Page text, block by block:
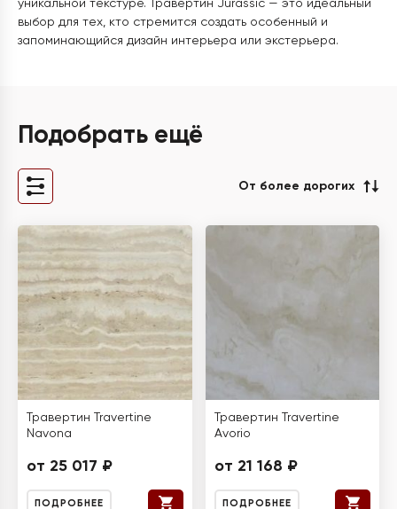
уникальной текстуре. Травертин Jurassic — это идеальный
выбор для тех, кто стремится создать особенный и
запоминающийся дизайн интерьера или экстерьера.
Подобрать ещё
От более дорогих
Травертин Travertine
Navona
от 25 017 ₽
ПОДРОБНЕЕ
Травертин Travertine
Avorio
от 21 168 ₽
ПОДРОБНЕЕ